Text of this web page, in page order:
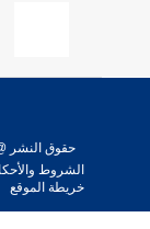
حقوق النشر @
الشروط
خريطة الموقع